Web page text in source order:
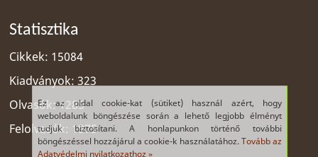
Ez az oldal cookie-kat (sütiket) használ azért, hogy
weboldalunk böngészése során a lehető legjobb élményt
tudjuk biztosítani. A honlapunkon történő további
böngészéssel hozzájárul a cookie-k használatához.Tovább az
Adatvédelmi nyilatkozathoz »
Statisztika
Cikkek: 15084
Kiadványok: 323
Olvasók: 1285
Felolvasók: 1975